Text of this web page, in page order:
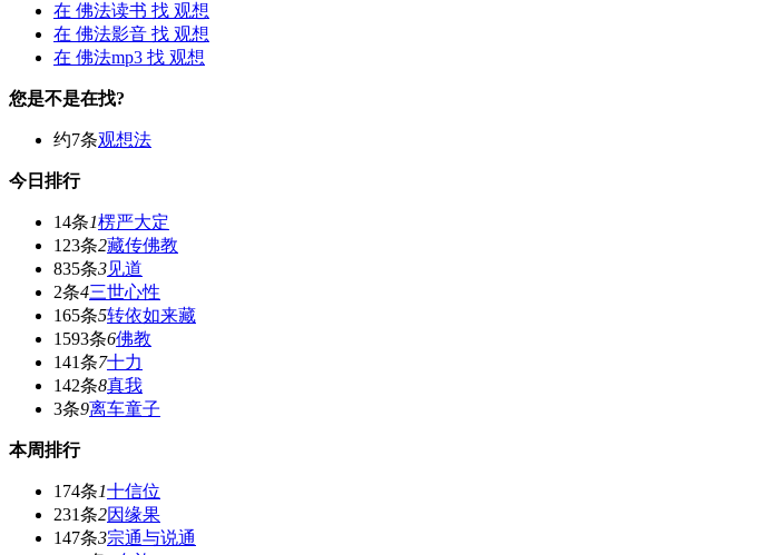
在 佛法读书 找 观想
在 佛法影音 找 观想
在 佛法mp3 找 观想
您是不是在找?
约7条观想法
今日排行
14条1楞严大定
123条2藏传佛教
835条3见道
2条4三世心性
165条5转依如来藏
1593条6佛教
141条7十力
142条8真我
3条9离车童子
本周排行
174条1十信位
231条2因缘果
147条3宗通与说通